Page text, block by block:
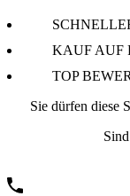
KAUF AUF
TOP
Sie dürfen diese